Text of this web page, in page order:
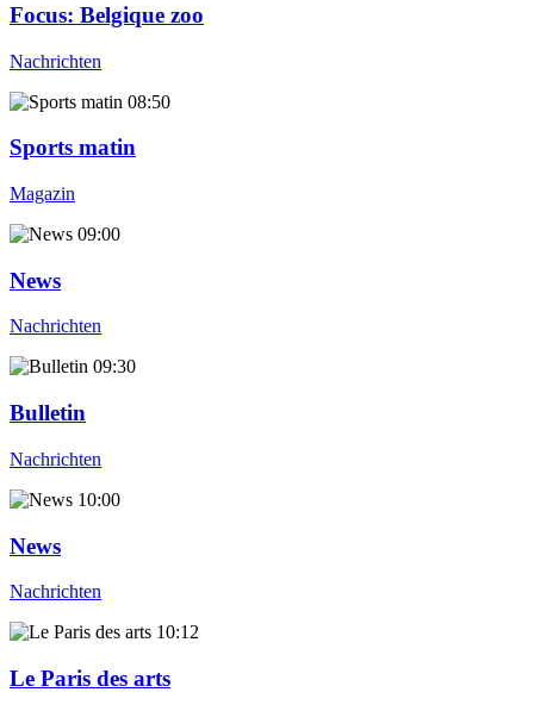
Focus: Belgique zoo
Nachrichten
08:50
Sports matin
Magazin
09:00
News
Nachrichten
09:30
Bulletin
Nachrichten
10:00
News
Nachrichten
10:12
Le Paris des arts